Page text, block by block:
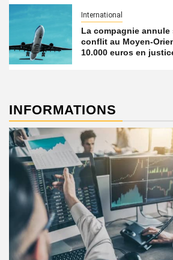
International
La compagnie
conflit au Moyen-
10.000 euros en
INFORMATIONS